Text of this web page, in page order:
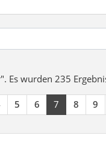
Es wurden 235
5 6 7 8 9